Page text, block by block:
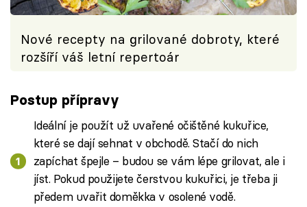
Nové recepty na grilované dobroty, které
rozšíří váš letní repertoár
Postup přípravy
Ideální je použít už uvařené očištěné kukuřice,
které se dají sehnat v obchodě. Stačí do nich
zapíchat špejle – budou se vám lépe grilovat, ale i
jíst. Pokud použijete čerstvou kukuřici, je třeba ji
předem uvařit doměkka v osolené vodě.